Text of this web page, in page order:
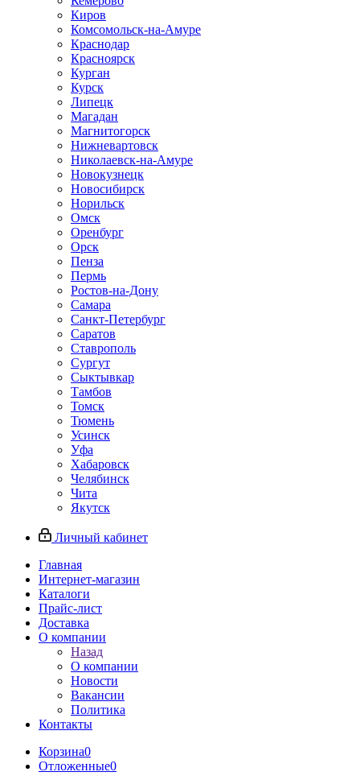
Киров
Комсомольск-на-Амуре
Краснодар
Красноярск
Курган
Курск
Липецк
Магадан
Магнитогорск
Нижневартовск
Николаевск-на-Амуре
Новокузнецк
Новосибирск
Норильск
Омск
Оренбург
Орск
Пенза
Пермь
Ростов-на-Дону
Самара
Санкт-Петербург
Саратов
Ставрополь
Сургут
Сыктывкар
Тамбов
Томск
Тюмень
Усинск
Уфа
Хабаровск
Челябинск
Чита
Якутск
Личный кабинет
Главная
Интернет-магазин
Каталоги
Прайс-лист
Доставка
О компании
Назад
О компании
Новости
Вакансии
Политика
Контакты
Корзина0
Отложенные0